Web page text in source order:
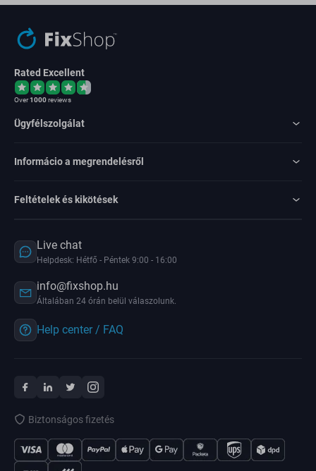
Rated Excellent
Over1000reviews
Ügyfélszolgálat
Informácio a megrendelésről
Feltételek és kikötések
Live chat
Helpdesk: Hétfő - Péntek 9:00 - 16:00
info@fixshop.hu
Általában 24 órán belül válaszolunk.
Help center / FAQ
Biztonságos fizetés